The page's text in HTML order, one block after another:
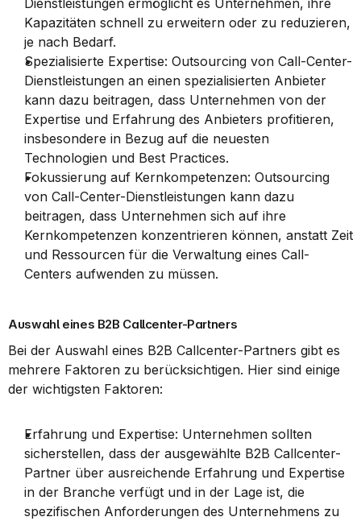
Dienstleistungen ermöglicht es Unternehmen, ihre
Kapazitäten schnell zu erweitern oder zu reduzieren,
je nach Bedarf.
Spezialisierte Expertise: Outsourcing von Call-Center-
Dienstleistungen an einen spezialisierten Anbieter
kann dazu beitragen, dass Unternehmen von der
Expertise und Erfahrung des Anbieters profitieren,
insbesondere in Bezug auf die neuesten
Technologien und Best Practices.
Fokussierung auf Kernkompetenzen: Outsourcing
von Call-Center-Dienstleistungen kann dazu
beitragen, dass Unternehmen sich auf ihre
Kernkompetenzen konzentrieren können, anstatt Zeit
und Ressourcen für die Verwaltung eines Call-
Centers aufwenden zu müssen.
Auswahl eines B2B Callcenter-Partners
Bei der Auswahl eines B2B Callcenter-Partners gibt es
mehrere Faktoren zu berücksichtigen. Hier sind einige
der wichtigsten Faktoren:
Erfahrung und Expertise: Unternehmen sollten
sicherstellen, dass der ausgewählte B2B Callcenter-
Partner über ausreichende Erfahrung und Expertise
in der Branche verfügt und in der Lage ist, die
spezifischen Anforderungen des Unternehmens zu